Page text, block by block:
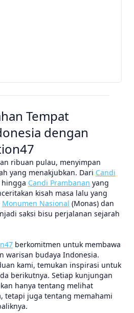
Tempat
dengan
ribuan pulau, menyimpan
yang menakjubkan. Dari Candi
Candi Prambanan yang
kisah masa lalu yang
Monumen Nasional (Monas) dan
saksi bisu perjalanan sejarah
berkomitmen untuk membawa
warisan budaya Indonesia.
kami, temukan inspirasi untuk
berikutnya. Setiap kunjungan
hanya tentang melihat
tetapi juga tentang memahami